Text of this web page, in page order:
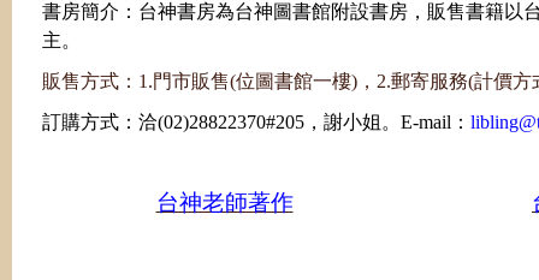
書房簡介 ： 台神書房為台神圖書館附設書房，販售書籍以
主。
販售方式：1.門市販售(位圖書館一樓)，2.郵寄服務(計價方
訂購方式：洽(02)28822370#205，謝小姐。E-mail：
台神老師著作